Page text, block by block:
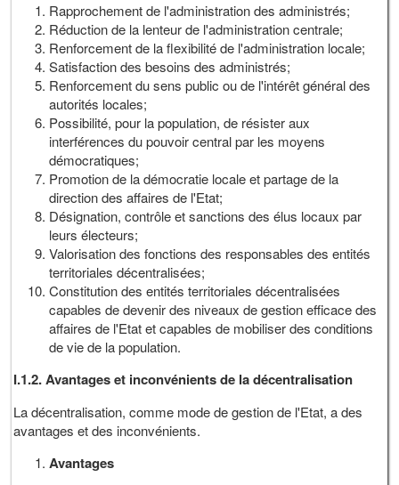
Rapprochement de l'administration des administrés;
Réduction de la lenteur de l'administration centrale;
Renforcement de la flexibilité de l'administration locale;
Satisfaction des besoins des administrés;
Renforcement du sens public ou de l'intérêt général des
autorités locales;
Possibilité, pour la population, de résister aux
interférences du pouvoir central par les moyens
démocratiques;
Promotion de la démocratie locale et partage de la
direction des affaires de l'Etat;
Désignation, contrôle et sanctions des élus locaux par
leurs électeurs;
Valorisation des fonctions des responsables des entités
territoriales décentralisées;
Constitution des entités territoriales décentralisées
capables de devenir des niveaux de gestion efficace des
affaires de l'Etat et capables de mobiliser des conditions
de vie de la population.
I.1.2. Avantages et inconvénients de la décentralisation
La décentralisation, comme mode de gestion de l'Etat, a des
avantages et des inconvénients.
Avantages